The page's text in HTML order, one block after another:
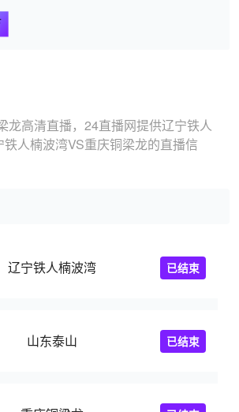
龙高清直播，24直播网提供辽宁铁人
人楠波湾VS重庆铜梁龙的直播信
辽宁铁人楠波湾 已结束
山东泰山 已结束